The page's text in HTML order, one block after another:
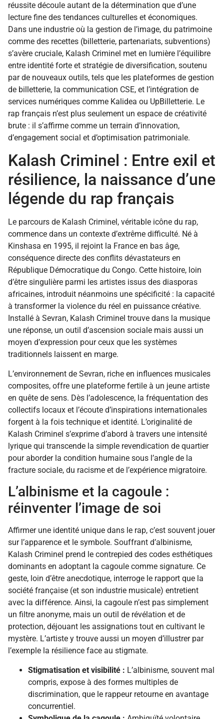
réussite découle autant de la détermination que d’une
lecture fine des tendances culturelles et économiques.
Dans une industrie où la gestion de l’image, du patrimoine
comme des recettes (billetterie, partenariats, subventions)
s’avère cruciale, Kalash Criminel met en lumière l’équilibre
entre identité forte et stratégie de diversification, soutenu
par de nouveaux outils, tels que les plateformes de gestion
de billetterie, la communication CSE, et l’intégration de
services numériques comme Kalidea ou UpBilletterie. Le
rap français n’est plus seulement un espace de créativité
brute : il s’affirme comme un terrain d’innovation,
d’engagement social et d’optimisation patrimoniale.
Kalash Criminel : Entre exil et
résilience, la naissance d’une
légende du rap français
Le parcours de Kalash Criminel, véritable icône du rap,
commence dans un contexte d’extrême difficulté. Né à
Kinshasa en 1995, il rejoint la France en bas âge,
conséquence directe des conflits dévastateurs en
République Démocratique du Congo. Cette histoire, loin
d’être singulière parmi les artistes issus des diasporas
africaines, introduit néanmoins une spécificité : la capacité
à transformer la violence du réel en puissance créative.
Installé à Sevran, Kalash Criminel trouve dans la musique
une réponse, un outil d’ascension sociale mais aussi un
moyen d’expression pour ceux que les systèmes
traditionnels laissent en marge.
L’environnement de Sevran, riche en influences musicales
composites, offre une plateforme fertile à un jeune artiste
en quête de sens. Dès l’adolescence, la fréquentation des
collectifs locaux et l’écoute d’inspirations internationales
forgent à la fois technique et identité. L’originalité de
Kalash Criminel s’exprime d’abord à travers une intensité
lyrique qui transcende la simple revendication de quartier
pour aborder la condition humaine sous l’angle de la
fracture sociale, du racisme et de l’expérience migratoire.
L’albinisme et la cagoule :
réinventer l’image de soi
Affirmer une identité unique dans le rap, c’est souvent jouer
sur l’apparence et le symbole. Souffrant d’albinisme,
Kalash Criminel prend le contrepied des codes esthétiques
dominants en adoptant la cagoule comme signature. Ce
geste, loin d’être anecdotique, interroge le rapport que la
société française (et son industrie musicale) entretient
avec la différence. Ainsi, la cagoule n’est pas simplement
un filtre anonyme, mais un outil de révélation et de
protection, déjouant les assignations tout en cultivant le
mystère. L’artiste y trouve aussi un moyen d’illustrer par
l’exemple la résilience face au stigmate.
Stigmatisation et visibilité : L’albinisme, souvent mal
compris, expose à des formes multiples de
discrimination, que le rappeur retourne en avantage
concurrentiel.